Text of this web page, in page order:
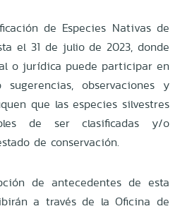
de Especies Nativas de
el 31 de julio de 2023, donde
o jurídica puede participar en
sugerencias, observaciones y
que las especies silvestres
de ser clasificadas y/o
de conservación.
de antecedentes de esta
a través de la Oficina de